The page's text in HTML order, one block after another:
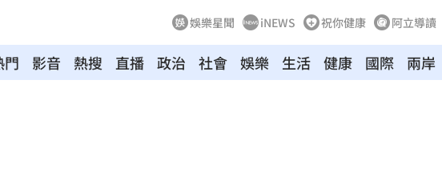
娛樂星聞 iNEWS 祝你健康 阿立導讀
門 影音 熱搜 直播 政治 社會 娛樂 生活 健康 國際 兩岸